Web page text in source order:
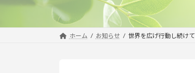
ホーム お知らせ 世界を広げ行動し続け